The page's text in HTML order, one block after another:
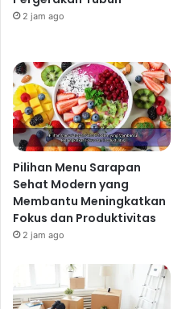
2 jam ago
Pilihan Menu Sarapan
Sehat Modern yang
Membantu Meningkatkan
Fokus dan Produktivitas
2 jam ago